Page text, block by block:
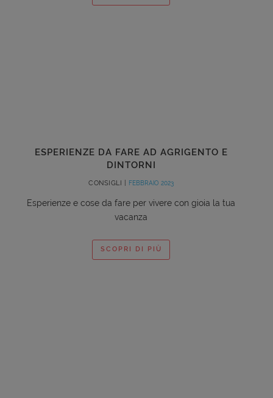
ESPERIENZE DA FARE AD AGRIGENTO E
DINTORNI
CONSIGLI | FEBBRAIO 2023
Esperienze e cose da fare per vivere con gioia la tua
vacanza
SCOPRI DI PIÙ